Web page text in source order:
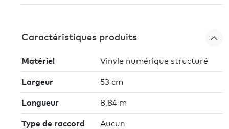
Caractéristiques produits
Matériel Vinyle numérique structuré
Largeur 53 cm
Longueur 8,84 m
Type de raccord Aucun